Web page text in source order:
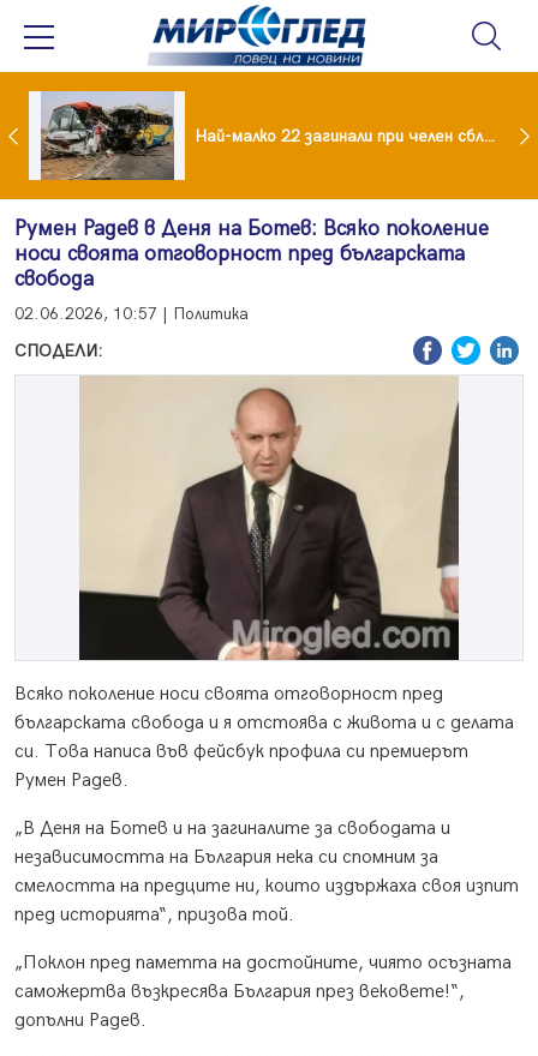
споразумение със САЩ , но без компромиси Най-малко 22 загинали при челен сблъсък между два автобуса
Румен Радев в Деня на Ботев: Всяко поколение
носи своята отговорност пред българската
свобода
02.06.2026, 10:57 | Политика
СПОДЕЛИ:
Всяко поколение носи своята отговорност пред
българската свобода и я отстоява с живота и с делата
си. Това написа във фейсбук профила си премиерът
Румен Радев.
„В Деня на Ботев и на загиналите за свободата и
независимостта на България нека си спомним за
смелостта на предците ни, които издържаха своя изпит
пред историята“, призова той.
„Поклон пред паметта на достойните, чиято осъзната
саможертва възкресява България през вековете!“,
допълни Радев.